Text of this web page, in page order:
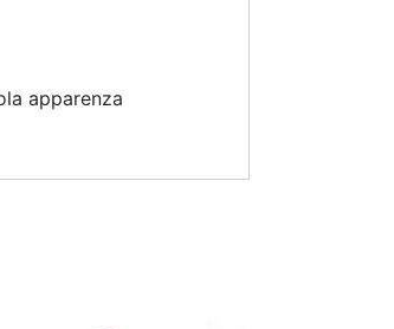
apparenza